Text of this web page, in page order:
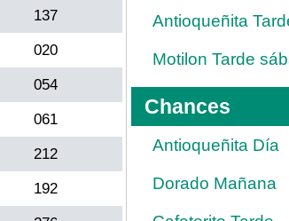
137
020
054
061
212
192
Antioqueñita
Motilon Tarde
Chances
Antioqueñita Día
Dorado Mañana